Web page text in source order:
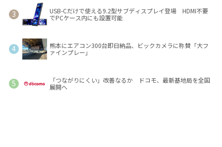
USB-Cだけで使える9.2型サブディスプレイ登場 HDMI不要
でPCケース内にも設置可能
熊本にエアコン300台即日納品、ビックカメラに称賛「大フ
ァインプレー」
「つながりにくい」改善なるか ドコモ、最新基地局を全国
展開へ